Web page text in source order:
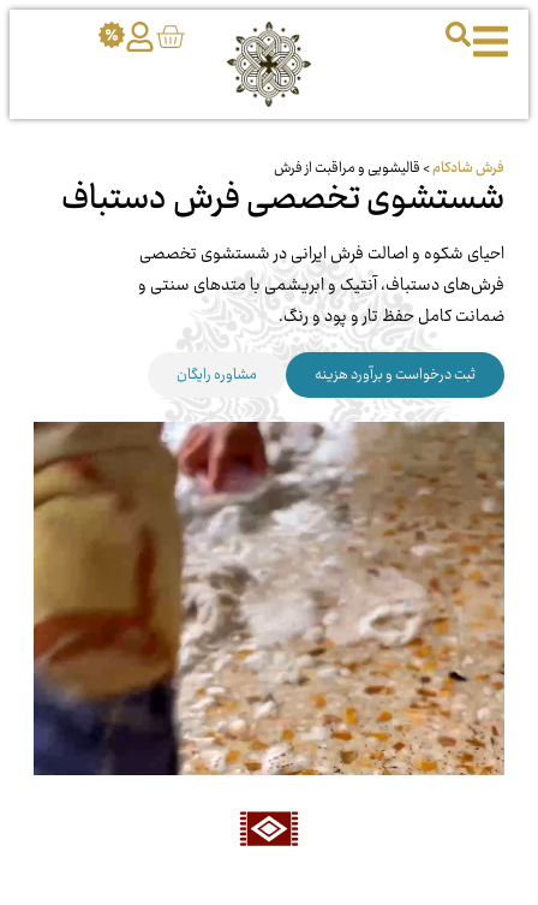
فرش شادکام>قالیشویی و مراقبت از فرش
شستشوی تخصصی فرش دستباف
احیای شکوه و اصالت فرش ایرانی در شستشوی تخصصی
فرش‌های دستباف، آنتیک و ابریشمی با متدهای سنتی و
ضمانت کامل حفظ تار و پود و رنگ.
ثبت درخواست و برآورد هزینه مشاوره رایگان